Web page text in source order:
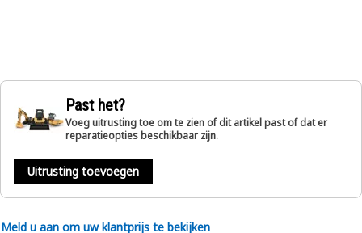
Past het?
Voeg uitrusting toe om te zien of dit artikel past of dat er
reparatieopties beschikbaar zijn.
Uitrusting toevoegen
Meld u aan om uw klantprijs te bekijken